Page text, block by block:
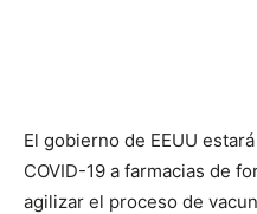
El gobierno de EEUU
COVID-19 a farmacias de
agilizar el proceso de